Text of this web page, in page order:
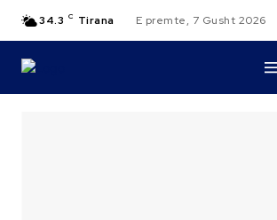
34.3 C Tirana E premte, 7 Gusht 2026